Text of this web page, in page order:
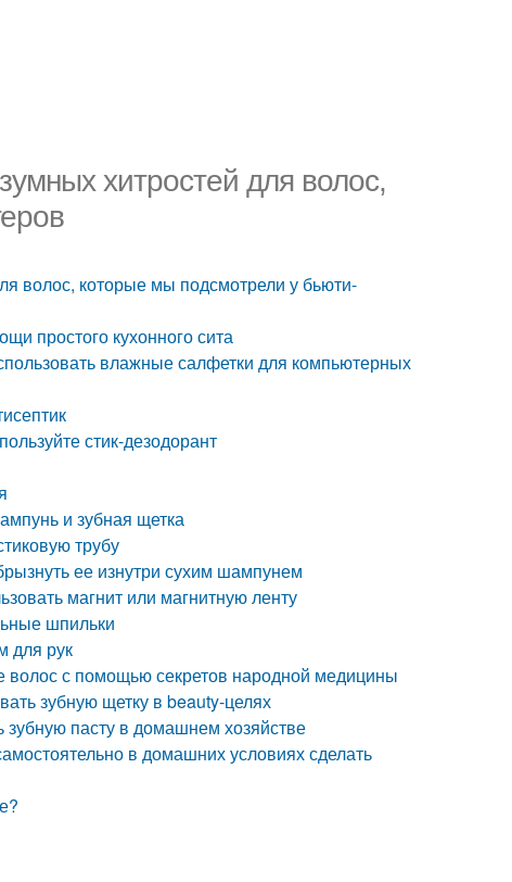
хитростей для волос,
волос, которые мы подсмотрели у бьюти-
простого кухонного сита
влажные салфетки для компьютерных
стик-дезодорант
и зубная щетка
трубу
ее изнутри сухим шампунем
магнит или магнитную ленту
шпильки
для рук
волос с помощью секретов народной медицины
зубную щетку в beauty-целях
зубную пасту в домашнем хозяйстве
в домашних условиях сделать